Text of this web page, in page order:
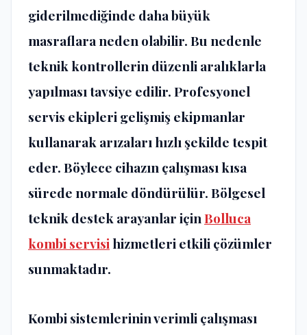
giderilmediğinde daha büyük
masraflara neden olabilir. Bu nedenle
teknik kontrollerin düzenli aralıklarla
yapılması tavsiye edilir. Profesyonel
servis ekipleri gelişmiş ekipmanlar
kullanarak arızaları hızlı şekilde tespit
eder. Böylece cihazın çalışması kısa
sürede normale döndürülür. Bölgesel
teknik destek arayanlar içinBolluca
kombi servisihizmetleri etkili çözümler
sunmaktadır.
Kombi sistemlerinin verimli çalışması